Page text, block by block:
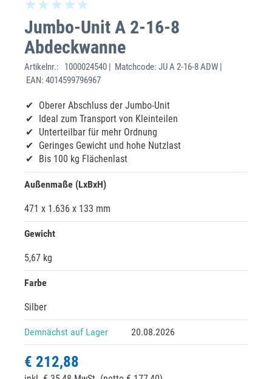
Jumbo-Unit A 2-16-8
Abdeckwanne
Artikelnr.:
1000024540 | Matchcode: JU A 2-16-8 ADW |
EAN: 4014599796967
Oberer Abschluss der Jumbo-Unit
Ideal zum Transport von Kleinteilen
Unterteilbar für mehr Ordnung
Geringes Gewicht und hohe Nutzlast
Bis 100 kg Flächenlast
Außenmaße (LxBxH)
471 x 1.636 x 133 mm
Gewicht
5,67 kg
Farbe
Silber
Demnächst auf Lager 20.08.2026
€ 212,88